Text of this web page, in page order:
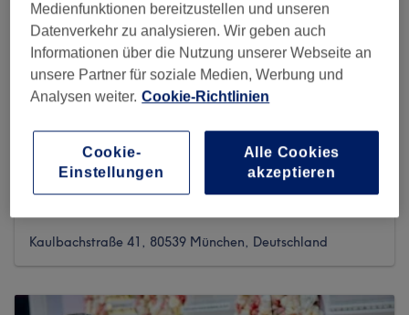
Schönheitsschmiede
Kaulbachstraße 41, 80539 München, Deutschland
Medienfunktionen bereitzustellen und unseren
Datenverkehr zu analysieren. Wir geben auch
Informationen über die Nutzung unserer Webseite an
unsere Partner für soziale Medien, Werbung und
Analysen weiter. Cookie-Richtlinien
Cookie-
Einstellungen
Alle Cookies
akzeptieren